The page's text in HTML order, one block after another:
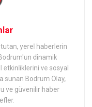
tutan, yerel haberlerin
dinamik
etkinliklerini ve sosyal
sunan Bodrum Olay,
ve güvenilir haber